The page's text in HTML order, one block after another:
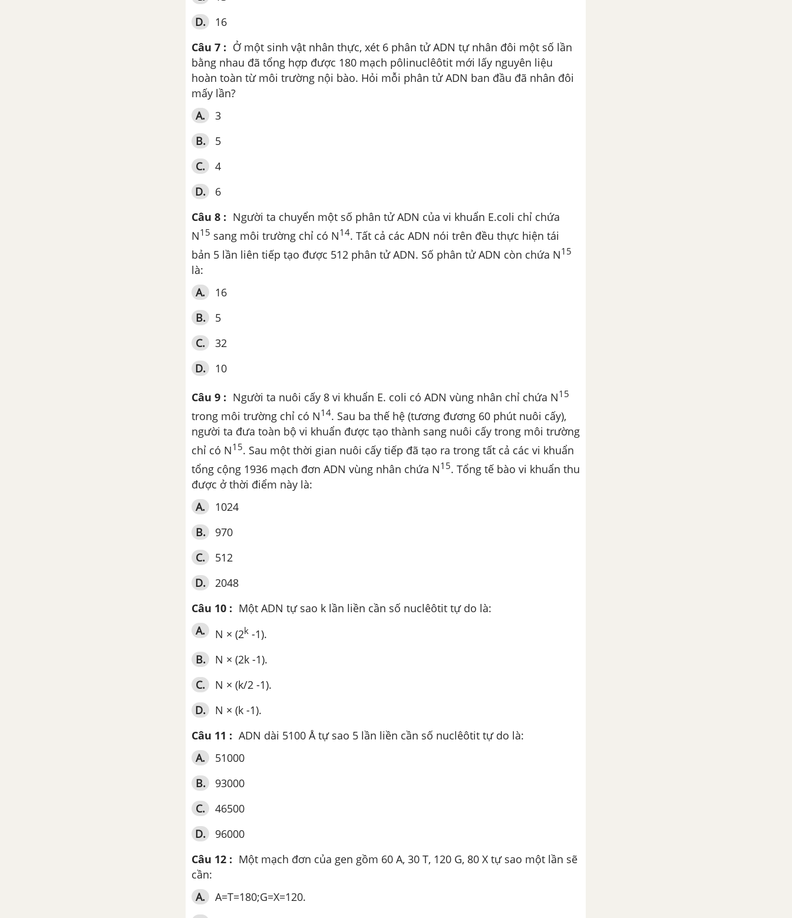
D.
16
Câu 7 : Ở một sinh vật nhân thực, xét 6 phân tử ADN tự nhân đôi một số lần
bằng nhau đã tổng hợp được 180 mạch pôlinuclêôtit mới lấy nguyên liệu
hoàn toàn từ môi trường nội bào. Hỏi mỗi phân tử ADN ban đầu đã nhân đôi
mấy lần?
A.
3
B.
5
C.
4
D.
6
Câu 8 : Người ta chuyển một số phân tử ADN của vi khuẩn E.coli chỉ chứa
N15 sang môi trường chỉ có N14. Tất cả các ADN nói trên đều thực hiện tái
bản 5 lần liên tiếp tạo được 512 phân tử ADN. Số phân tử ADN còn chứa N15
là:
A.
16
B.
5
C.
32
D.
10
Câu 9 : Người ta nuôi cấy 8 vi khuẩn E. coli có ADN vùng nhân chỉ chứa N15
trong môi trường chỉ có N14. Sau ba thế hệ (tương đương 60 phút nuôi cấy),
người ta đưa toàn bộ vi khuẩn được tạo thành sang nuôi cấy trong môi trường
chỉ có N15. Sau một thời gian nuôi cấy tiếp đã tạo ra trong tất cả các vi khuẩn
tổng cộng 1936 mạch đơn ADN vùng nhân chứa N15. Tổng tế bào vi khuẩn thu
được ở thời điểm này là:
A.
1024
B.
970
C.
512
D.
2048
Câu 10 : Một ADN tự sao k lần liền cần số nuclêôtit tự do là:
A.
N × (2k -1).
B.
N × (2k -1).
C.
N × (k/2 -1).
D.
N × (k -1).
Câu 11 : ADN dài 5100 Åtự sao 5 lần liền cần số nuclêôtit tự do là:
A.
51000
B.
93000
C.
46500
D.
96000
Câu 12 : Một mạch đơn của gen gồm 60 A, 30 T, 120 G, 80 X tự sao một lần sẽ
cần:
A.
A=T=180;G=X=120.